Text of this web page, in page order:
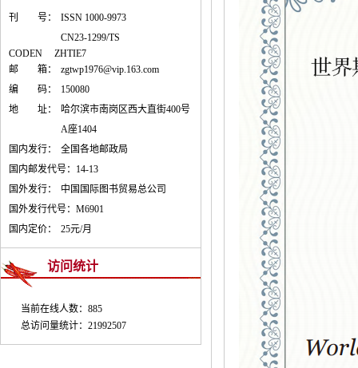
刊 号：
ISSN 1000-9973
CN23-1299/TS
CODEN ZHTIE7
邮 箱：
zgtwp1976@vip.163.com
编 码：
150080
地 址：
哈尔滨市南岗区西大直街400号
A座1404
国内发行：
全国各地邮政局
国内邮发代号： 14-13
国外发行：
中国国际图书贸易总公司
国外发行代号： M6901
国内定价：
25元/月
访问统计
当前在线人数：885
总访问量统计：21992507